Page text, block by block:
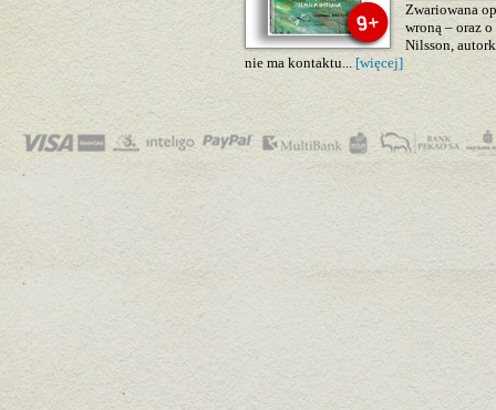
Zwariowana
wroną – oraz
Nilsson,
nie ma kontaktu... [więcej]